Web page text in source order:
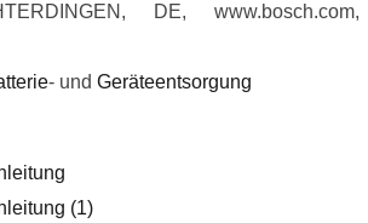
DE, www.bosch.com,
- und Geräteentsorgung
(1)